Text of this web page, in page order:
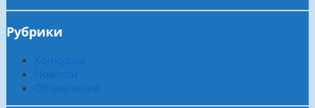
Рубрики
Конкурсы
Новости
Объявления